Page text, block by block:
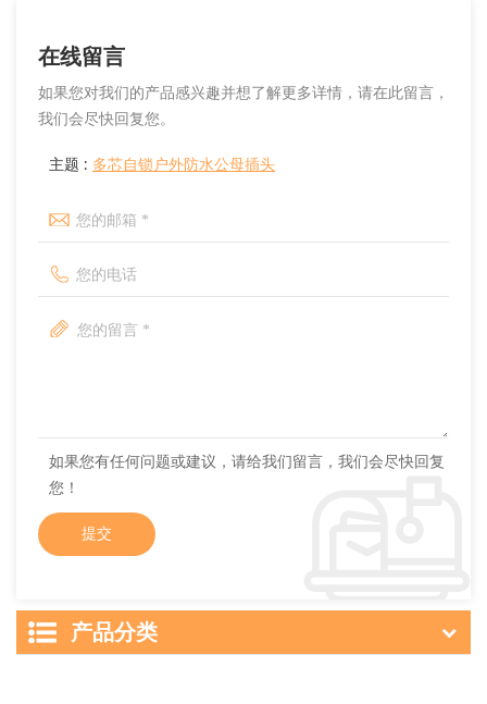
在线留言
如果您对我们的产品感兴趣并想了解更多详情，请在此留言，
我们会尽快回复您。
主题 : 多芯自锁户外防水公母插头
如果您有任何问题或建议，请给我们留言，我们会尽快回复
您！
产品分类